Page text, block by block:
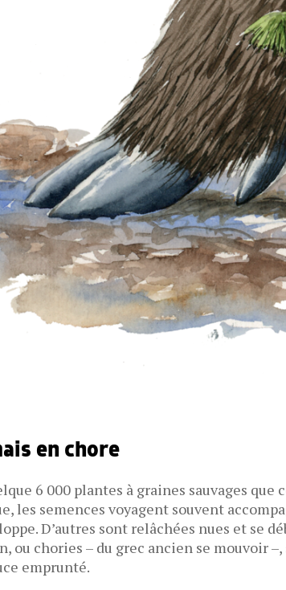
en chore
6 000 plantes à graines sauvages que
les semences voyagent souvent
D’autres sont relâchées nues et se
ou chories – du grec ancien se mouvoir
emprunté.